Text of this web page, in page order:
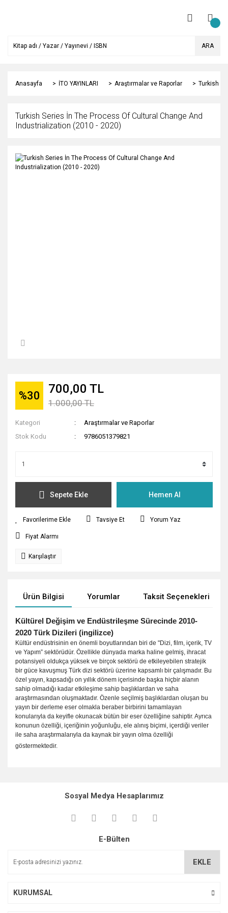
ARA
Anasayfa İTO YAYINLARI Araştırmalar ve Raporlar Turkish
Turkish Series İn The Process Of Cultural Change And
Industrialization (2010 - 2020)
%30 700,00 TL
1.000,00 TL
Kategori
Araştırmalar ve Raporlar
Stok Kodu
9786051379821
Sepete Ekle Hemen Al
Tavsiye Et Yorum Yaz
Fiyat Alarmı
Karşılaştır
Ürün Bilgisi Yorumlar Taksit Seçenekleri
Kültürel Değişim ve Endüstrileşme Sürecinde 2010-
2020 Türk Dizileri (ingilizce)
Kültür endüstrisinin en önemli boyutlarından biri de "Dizi, film, içerik, TV
ve Yapım” sektörüdür. Özellikle dünyada marka haline gelmiş, ihracat
potansiyeli oldukça yüksek ve birçok sektörü de etkileyebilen stratejik
bir güce kavuşmuş Türk dizi sektörü üzerine kapsamlı bir çalışmadır. Bu
özel yayın, kapsadığı on yıllık dönem içerisinde başka hiçbir alanın
sahip olmadığı kadar etkileşime sahip başlıklardan ve saha
araştırmasından oluşmaktadır. Özenle seçilmiş başlıklardan oluşan bu
yayın bir derleme eser olmakla beraber birbirini tamamlayan
konularıyla da keyifle okunacak bütün bir eser özelliğine sahiptir. Ayrıca
konunun özelliği, içeriğinin yoğunluğu, ele alınış biçimi, içerdiği veriler
ile saha araştırmalarıyla da kaynak bir yayın olma özelliği
göstermektedir.
kullanarak tarafımıza iletebilirsiniz.
Görüş ve önerileriniz için teşekkür ederiz.
Ürün açıklamasında eksik bilgiler bulunuyor.
Sosyal Medya Hesaplarımız
E-Bülten
EKLE
KURUMSAL